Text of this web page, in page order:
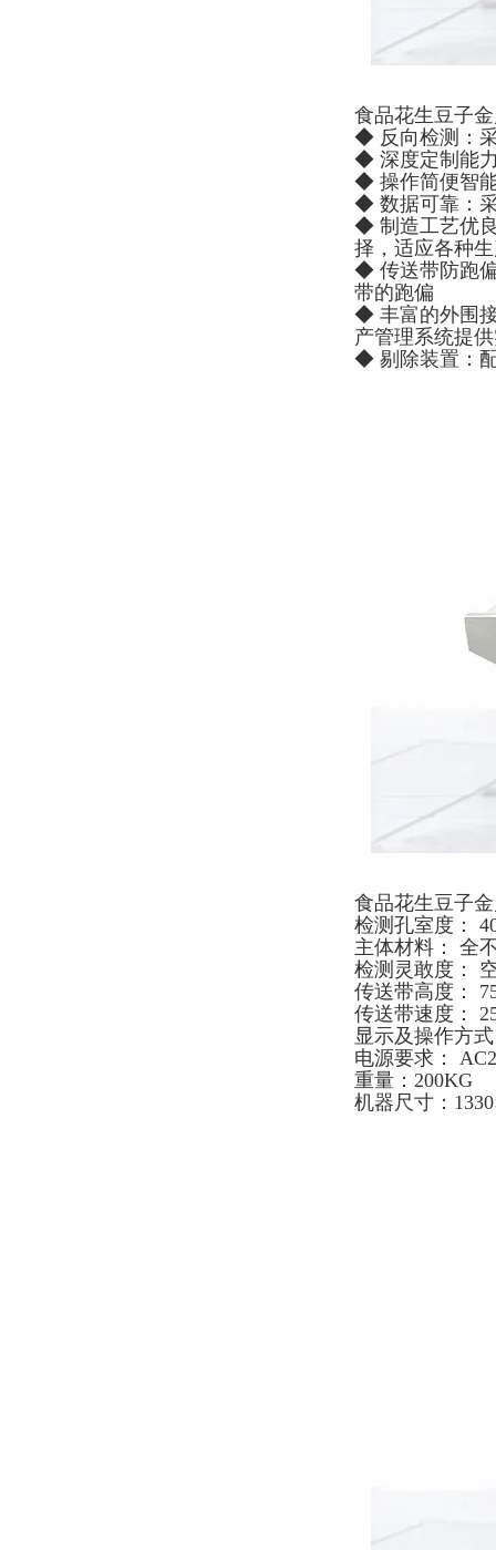
食品花生豆子
◆ 反向检测：
◆ 深度定制能
◆ 操作简便智
◆ 数据可靠：
◆ 制造工艺优
择，适应各种
◆ 传送带防跑
带的跑偏
◆ 丰富的外围
产管理系统提
◆ 剔除装置：
食品花生豆子
检测孔室度：
主体材料： 全
检测灵敢度：
传送带高度：
传送带速度：
显示及操作方
电源要求：
重量：200KG
机器尺寸：